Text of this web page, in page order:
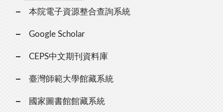
本院電子資源整合查詢系統
Google Scholar
CEPS中文期刊資料庫
臺灣師範大學館藏系統
國家圖書館館藏系統